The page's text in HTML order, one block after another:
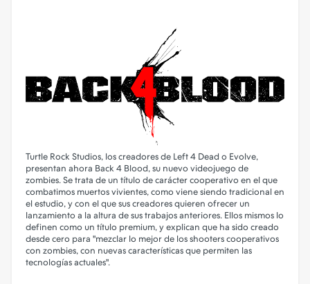
Turtle Rock Studios, los creadores de Left 4 Dead o Evolve,
presentan ahora Back 4 Blood, su nuevo videojuego de
zombies. Se trata de un título de carácter cooperativo en el que
combatimos muertos vivientes, como viene siendo tradicional en
el estudio, y con el que sus creadores quieren ofrecer un
lanzamiento a la altura de sus trabajos anteriores. Ellos mismos lo
definen como un título premium, y explican que ha sido creado
desde cero para "mezclar lo mejor de los shooters cooperativos
con zombies, con nuevas características que permiten las
tecnologías actuales".